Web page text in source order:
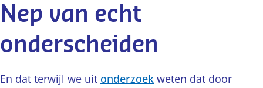
Nep van echt
onderscheiden
En dat terwijl we uit onderzoek weten dat door